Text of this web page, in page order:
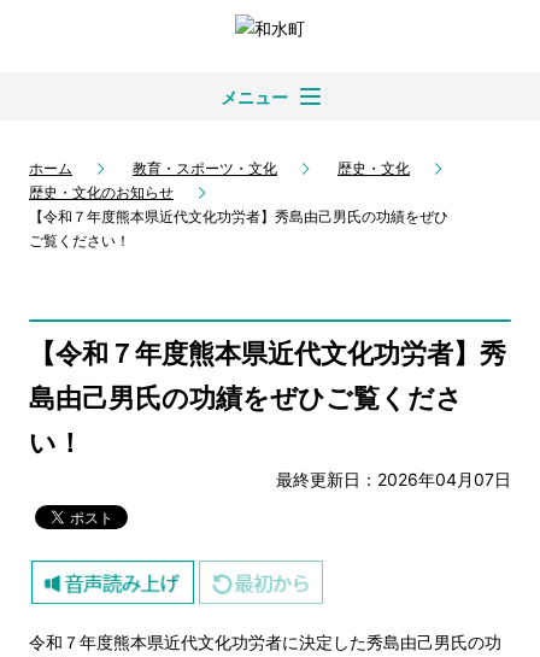
メニュー
ホーム 教育・スポーツ・文化
歴史・文化
歴史・文化のお知らせ
【令和７年度熊本県近代文化功労者】秀島由己男氏の功績をぜひ
ご覧ください！
【令和７年度熊本県近代文化功労者】秀
島由己男氏の功績をぜひご覧くださ
い！
最終更新日：2026年04月07日
令和７年度熊本県近代文化功労者に決定した秀島由己男氏の功